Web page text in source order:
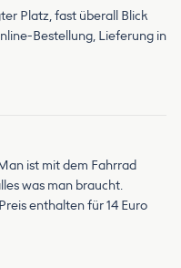
Platz, fast überall Blick
Bestellung, Lieferung in
ist mit dem Fahrrad
was man braucht.
enthalten für 14 Euro